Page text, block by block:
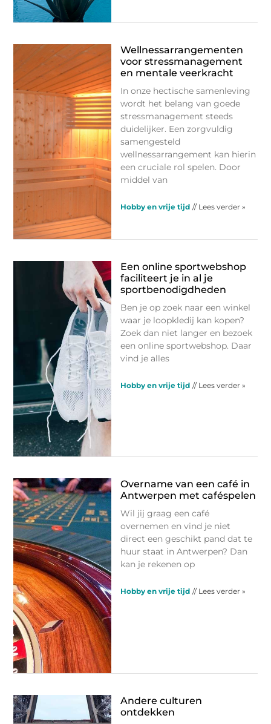
Wellnessarrangementen
voor stressmanagement
en mentale veerkracht
In onze hectische samenleving
wordt het belang van goede
stressmanagement steeds
duidelijker. Een zorgvuldig
samengesteld
wellnessarrangement kan hierin
een cruciale rol spelen. Door
middel van
Hobby en vrije tijd // Lees verder »
Een online sportwebshop
faciliteert je in al je
sportbenodigdheden
Ben je op zoek naar een winkel
waar je loopkledij kan kopen?
Zoek dan niet langer en bezoek
een online sportwebshop. Daar
vind je alles
Hobby en vrije tijd // Lees verder »
Overname van een café in
Antwerpen met caféspelen
Wil jij graag een café
overnemen en vind je niet
direct een geschikt pand dat te
huur staat in Antwerpen? Dan
kan je rekenen op
Hobby en vrije tijd // Lees verder »
Andere culturen
ontdekken